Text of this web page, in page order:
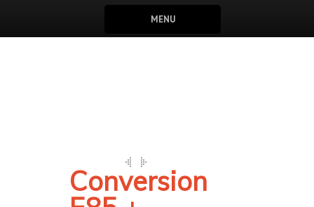
MENU
Conversion